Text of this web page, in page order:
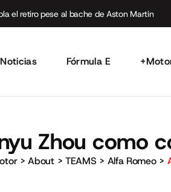
el retiro pese al bache de Aston Martin
Fórmula E
Zhou como
>About> TEAMS > Alfa Romeo>